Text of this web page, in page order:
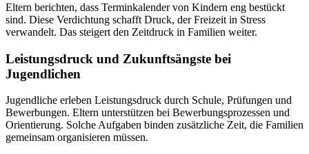
Eltern berichten, dass Terminkalender von Kindern eng bestückt
sind. Diese Verdichtung schafft Druck, der Freizeit in Stress
verwandelt. Das steigert den Zeitdruck in Familien weiter.
Leistungsdruck und Zukunftsängste bei
Jugendlichen
Jugendliche erleben Leistungsdruck durch Schule, Prüfungen und
Bewerbungen. Eltern unterstützen bei Bewerbungsprozessen und
Orientierung. Solche Aufgaben binden zusätzliche Zeit, die Familien
gemeinsam organisieren müssen.